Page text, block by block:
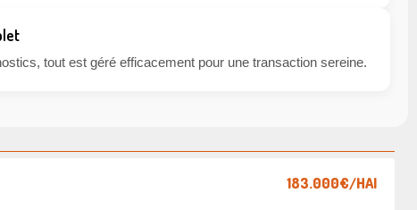
tout est géré efficacement pour une transaction sereine.
183.000€/HAI